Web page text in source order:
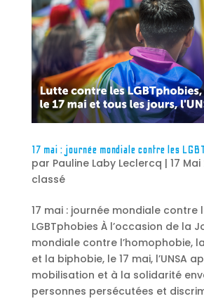
17 mai : journée mondiale contre les
par Pauline Laby Leclercq | 17
classé
17 mai : journée mondiale contre
LGBTphobies À l’occasion de la
mondiale contre l’homophobie,
et la biphobie, le 17 mai, l’UNSA
mobilisation et à la solidarité
personnes persécutées et